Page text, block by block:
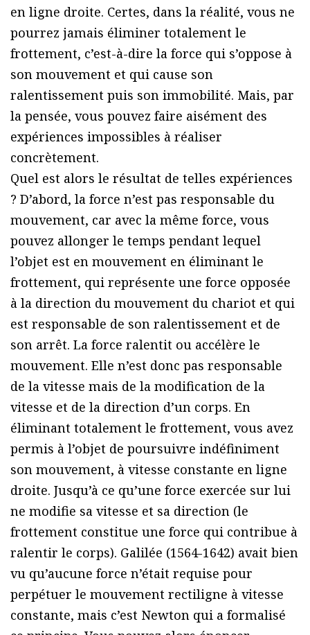
en ligne droite. Certes, dans la réalité, vous ne
pourrez jamais éliminer totalement le
frottement, c’est-à-dire la force qui s’oppose à
son mouvement et qui cause son
ralentissement puis son immobilité. Mais, par
la pensée, vous pouvez faire aisément des
expériences impossibles à réaliser
concrètement.
Quel est alors le résultat de telles expériences
? D’abord, la force n’est pas responsable du
mouvement, car avec la même force, vous
pouvez allonger le temps pendant lequel
l’objet est en mouvement en éliminant le
frottement, qui représente une force opposée
à la direction du mouvement du chariot et qui
est responsable de son ralentissement et de
son arrêt. La force ralentit ou accélère le
mouvement. Elle n’est donc pas responsable
de la vitesse mais de la modification de la
vitesse et de la direction d’un corps. En
éliminant totalement le frottement, vous avez
permis à l’objet de poursuivre indéfiniment
son mouvement, à vitesse constante en ligne
droite. Jusqu’à ce qu’une force exercée sur lui
ne modifie sa vitesse et sa direction (le
frottement constitue une force qui contribue à
ralentir le corps). Galilée (1564-1642) avait bien
vu qu’aucune force n’était requise pour
perpétuer le mouvement rectiligne à vitesse
constante, mais c’est Newton qui a formalisé